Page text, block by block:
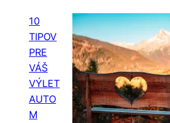
10
TIPOV
PRE
VÁŠ
VÝLET
AUTO
M